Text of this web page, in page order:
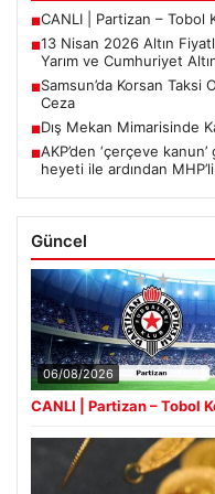
■CANLI | Partizan – Tobol
■13 Nisan 2026 Altın
Yarım ve Cumhuriyet
■Samsun’da Korsan
Ceza
■Dış Mekan Mimarisinde
■AKP’den ‘çerçeve
heyeti ile ardından
Güncel
06/08/2026
CANLI | Partizan – Tobol